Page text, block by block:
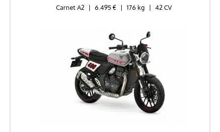
Carnet A2 | 6.495 € | 176 kg | 42 CV